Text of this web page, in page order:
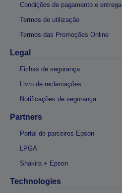
Condições de pagamento e entrega
Termos de utilização
Termos das Promoções Online
Legal
Fichas de segurança
Livro de reclamações
Notificações de segurança
Partners
Portal de parceiros Epson
LPGA
Shakira + Epson
Technologies